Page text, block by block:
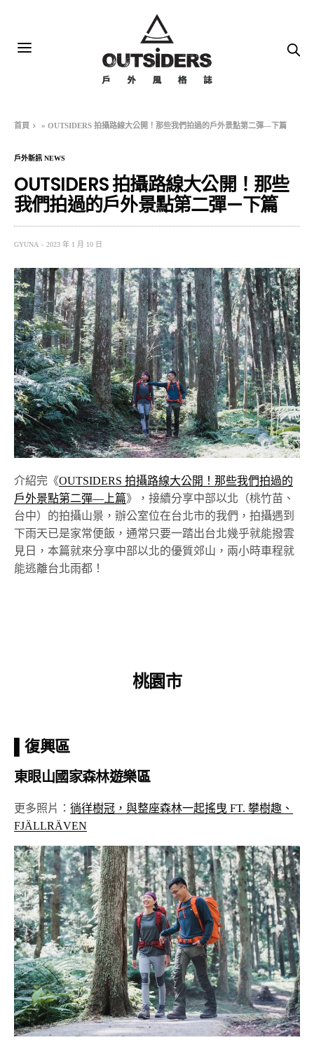
首頁 »OUTSIDERS 拍攝路線大公開！那些我們拍過的戶外景點第二彈—下篇
戶外新訊 NEWS
OUTSIDERS 拍攝路線大公開！那些
我們拍過的戶外景點第二彈—下篇
GYUNA 2023 年 1 月 10 日
介紹完《OUTSIDERS 拍攝路線大公開！那些我們拍過的
戶外景點第二彈—上篇》，接續分享中部以北（桃竹苗、
台中）的拍攝山景，辦公室位在台北市的我們，拍攝遇到
下雨天已是家常便飯，通常只要一踏出台北幾乎就能撥雲
見日，本篇就來分享中部以北的優質郊山，兩小時車程就
能逃離台北雨都！
桃園市
▌復興區
東眼山國家森林遊樂區
更多照片： 徜徉樹冠，與整座森林一起搖曳 FT. 攀樹趣、
FJÄLLRÄVEN